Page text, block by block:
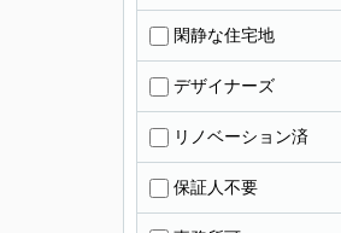
閑静な住宅地
デザイナーズ
リノベーション済
保証人不要